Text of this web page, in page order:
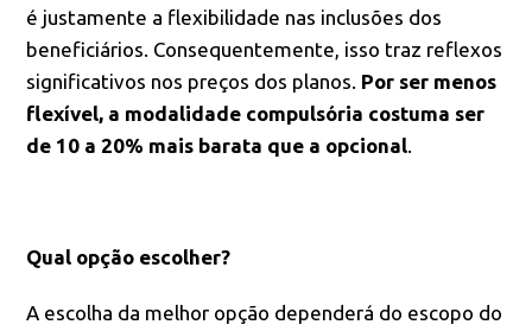
é justamente a flexibilidade nas inclusões dos
beneficiários. Consequentemente, isso traz reflexos
significativos nos preços dos planos. Por ser menos
flexível, a modalidade compulsória costuma ser
de 10 a 20% mais barata que a opcional
Qual opção escolher?
A escolha da melhor opção dependerá do escopo do